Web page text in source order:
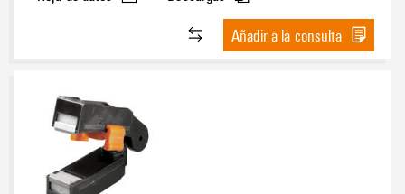
Añadir a la consulta